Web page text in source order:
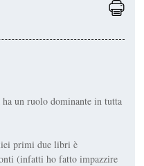
ha un ruolo dominante in tutta
primi due libri è
(infatti ho fatto impazzire